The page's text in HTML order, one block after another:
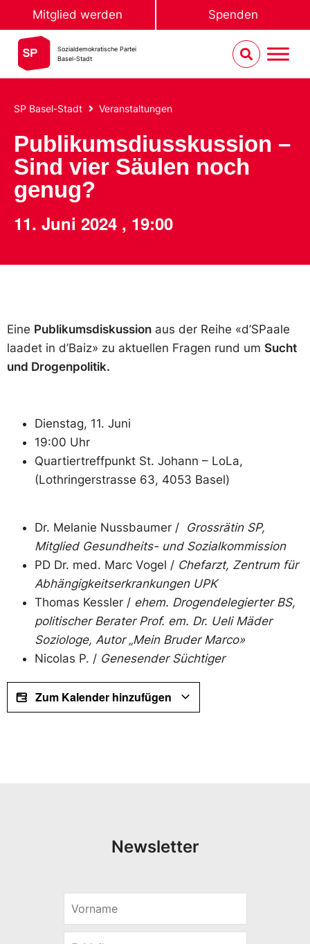
Mitglied werden Spenden
Sozialdemokratische Partei
Basel-Stadt
SP Basel-Stadt Veranstaltungen
Publikumsdiusskussion –
Sind vier Säulen noch
genug?
11. Juni 2024 , 19:00
Eine Publikumsdiskussion aus der Reihe «d’SPaale
laadet in d’Baiz» zu aktuellen Fragen rund um Sucht
und Drogenpolitik.
Dienstag, 11. Juni
19:00 Uhr
Quartiertreffpunkt St. Johann – LoLa,
(Lothringerstrasse 63, 4053 Basel)
Dr. Melanie Nussbaumer / Grossrätin SP,
Mitglied Gesundheits- und Sozialkommission
PD Dr. med. Marc Vogel / Chefarzt, Zentrum für
Abhängigkeitserkrankungen UPK
Thomas Kessler / ehem. Drogendelegierter BS,
politischer Berater Prof. em. Dr. Ueli Mäder
Soziologe, Autor „Mein Bruder Marco»
Nicolas P. / Genesender Süchtiger
Zum Kalender hinzufügen
Newsletter
M
r